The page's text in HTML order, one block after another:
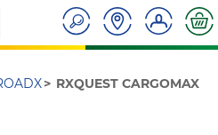
RXQUEST CARGOMAX